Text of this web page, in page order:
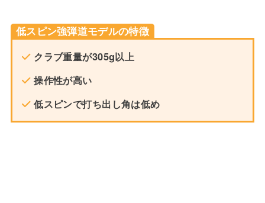
低スピン強弾道モデルの特徴
クラブ重量が305g以上
操作性が高い
低スピンで打ち出し角は低め